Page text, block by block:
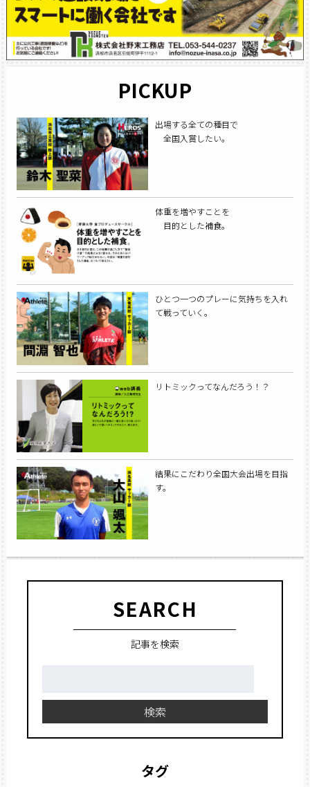
PICKUP
出場する全ての種目で
全国入賞したい。
体重を増やすことを
目的とした補食。
ひとつ一つのプレーに気持ちを入れ
て戦っていく。
リトミックってなんだろう！？
結果にこだわり全国大会出場を目指
す。
SEARCH
記事を検索
検索
タグ